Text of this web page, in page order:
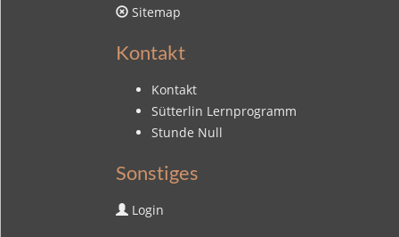
Sitemap
Kontakt
Kontakt
Sütterlin Lernprogramm
Stunde Null
Sonstiges
Login